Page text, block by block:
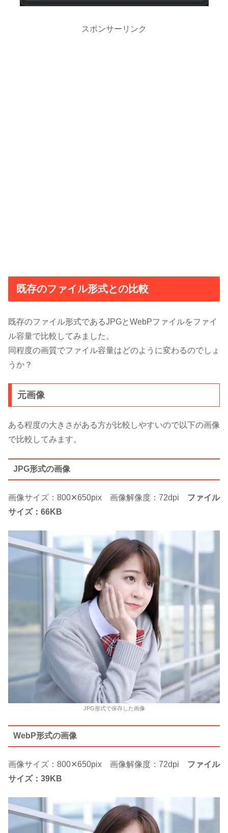
スポンサーリンク
既存のファイル形式との比較
既存のファイル形式であるJPGとWebPファイルをファイ
ル容量で比較してみました。
同程度の画質でファイル容量はどのように変わるのでしょ
うか？
元画像
ある程度の大きさがある方が比較しやすいので以下の画像
で比較してみます。
JPG形式の画像
画像サイズ：800✕650pix 画像解像度：72dpi ファイル
サイズ：66KB
JPG形式で保存した画像
WebP形式の画像
画像サイズ：800✕650pix 画像解像度：72dpi ファイル
サイズ：39KB